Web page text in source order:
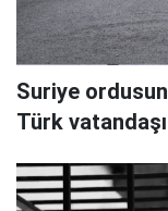
Suriye
Türk